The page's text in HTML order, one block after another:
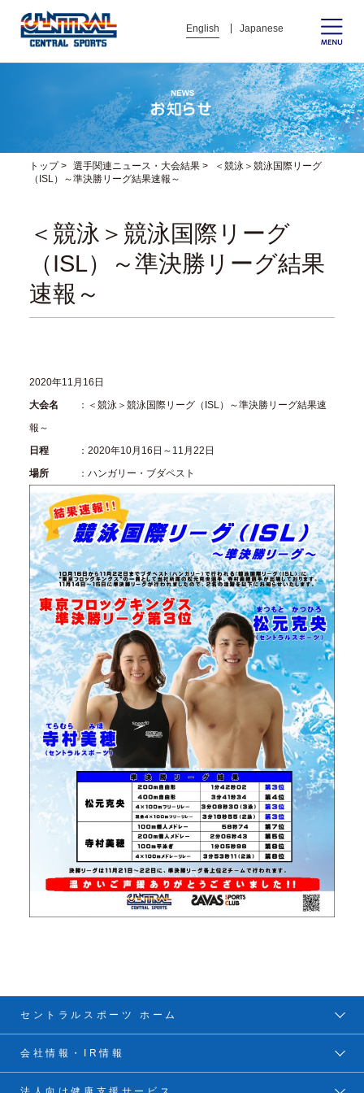
English Japanese
トップ> 選手関連ニュース・大会結果>
＜競泳＞競泳国際リーグ
（ISL）～準決勝リーグ結果速報～
＜競泳＞競泳国際リーグ
（ISL）～準決勝リーグ結果
速報～
2020年11月16日
大会名
：＜競泳＞競泳国際リーグ（ISL）～準決勝リーグ結果速
報～
日程
：2020年10月16日～11月22日
場所
：ハンガリー・ブダペスト
セントラルスポーツ ホーム
会社情報・IR情報